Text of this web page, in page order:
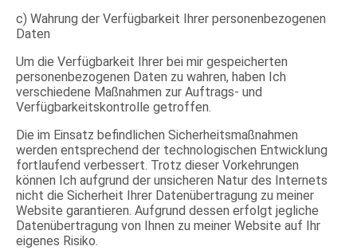
c) Wahrung der Verfügbarkeit Ihrer personenbezogenen
Daten
Um die Verfügbarkeit Ihrer bei mir gespeicherten
personenbezogenen Daten zu wahren, haben Ich
verschiedene Maßnahmen zur Auftrags- und
Verfügbarkeitskontrolle getroffen.
Die im Einsatz befindlichen Sicherheitsmaßnahmen
werden entsprechend der technologischen Entwicklung
fortlaufend verbessert. Trotz dieser Vorkehrungen
können Ich aufgrund der unsicheren Natur des Internets
nicht die Sicherheit Ihrer Datenübertragung zu meiner
Website garantieren. Aufgrund dessen erfolgt jegliche
Datenübertragung von Ihnen zu meiner Website auf Ihr
eigenes Risiko.